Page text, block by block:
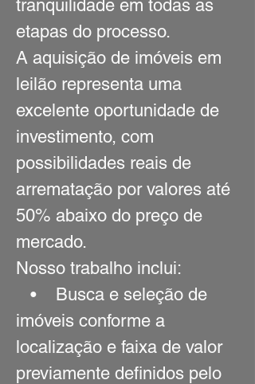
tranquilidade em todas as
etapas do processo.
A aquisição de imóveis em
leilão representa uma
excelente oportunidade de
investimento, com
possibilidades reais de
arrematação por valores até
50% abaixo do preço de
mercado.
Nosso trabalho inclui:
• Busca e seleção de
imóveis conforme a
localização e faixa de valor
previamente definidos pelo